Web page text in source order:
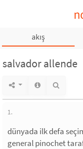
akış
salvador allende
1.
dünyada ilk defa
general pinochet